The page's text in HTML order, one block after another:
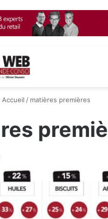
Accueil / matières premières